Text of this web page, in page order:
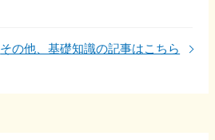
その他、基礎知識の記事はこちら